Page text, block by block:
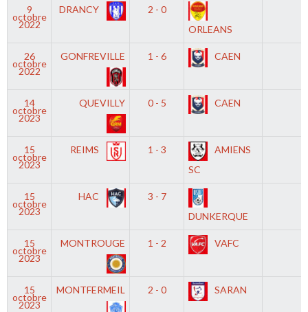
9
octobre
2022
DRANCY
2 - 0
ORLEANS
26
octobre
2022
GONFREVILLE 1 - 6 CAEN
14
octobre
2023
QUEVILLY 0 - 5 CAEN
15
octobre
2023
REIMS 1 - 3
AMIENS
SC
15
octobre
2023
HAC
3 - 7
DUNKERQUE
15
octobre
2023
MONTROUGE 1 - 2 VAFC
15
octobre
2023
MONTFERMEIL 2 - 0 SARAN